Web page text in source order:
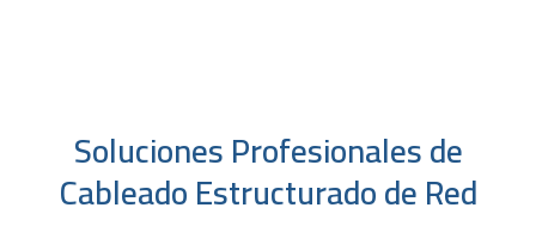
Soluciones Profesionales de
Cableado Estructurado de Red